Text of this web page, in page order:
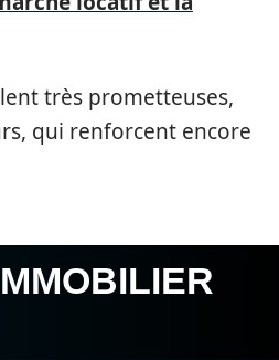
très prometteuses,
qui renforcent encore